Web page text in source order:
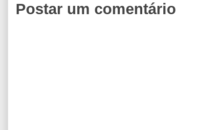
Postar um comentário